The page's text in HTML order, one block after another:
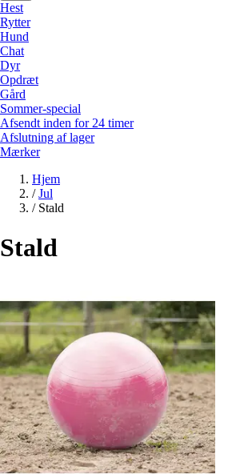
Hest
Rytter
Hund
Chat
Dyr
Opdræt
Gård
Sommer-special
Afsendt inden for 24 timer
Afslutning af lager
Mærker
Hjem
/ Jul
/ Stald
Stald